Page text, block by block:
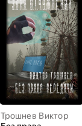
Трошнев Виктор